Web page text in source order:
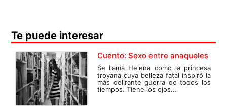
Te puede interesar
Cuento: Sexo entre anaqueles
Se llama Helena como la princesa
troyana cuya belleza fatal inspiró la
más delirante guerra de todos los
tiempos. Tiene los ojos...